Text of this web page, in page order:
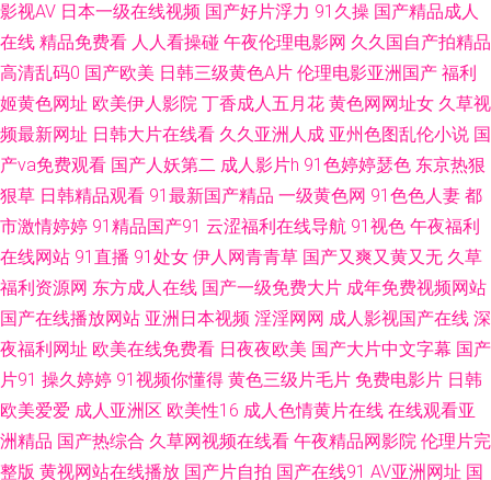
清色www 亚洲3级电影 97国产在线 成人在线不卡视频 韩国操逼视频 欧美妞
干网 少妇人妻影院 自慰影院 A片免费欧美视频 黄色91线上网站 欧美色网络
午夜日韩 91全国精品 超碰在线一起 韩国射无码 欧美岛国性爱 色色五月天婷
婷 91偷拍在线观看 国产欧美日韩性爱 老司机制服丝袜 日韩欧美亚洲成人 亚
洲网站黄 美女被强 狼友电影院 日韩免费 在线观看91视频 成人黄色AⅤ网站
51久草在线播放 九一色色 偷拍网玖玖 超碰97福利 狼友av网站 91入口黑丝
豆花网站免费观看 老司机黄色av 日韩久久AV网站 亚洲天堂免费视频 AV美女
网址 国产日日夜夜 青青草91 伊人婷婷麻豆 A级韩国A网站 国内精品第一页
影视AV 日本一级在线视频 国产好片浮力 91久操 国产精品成人
在线 精品免费看 人人看操碰 午夜伦理电影网 久久国自产拍精品
高清乱码0 国产欧美 日韩三级黄色A片 伦理电影亚洲国产 福利
姬黄色网址 欧美伊人影院 丁香成人五月花 黄色网网址女 久草视
频最新网址 日韩大片在线看 久久亚洲人成 亚州色图乱伦小说 国
产va免费观看 国产人妖第二 成人影片h 91色婷婷瑟色 东京热狠
狠草 日韩精品观看 91最新国产精品 一级黄色网 91色色人妻 都
市激情婷婷 91精品国产91 云涩福利在线导航 91视色 午夜福利
在线网站 91直播 91处女 伊人网青青草 国产又爽又黄又无 久草
福利资源网 东方成人在线 国产一级免费大片 成年免费视频网站
国产在线播放网站 亚洲日本视频 淫淫网网 成人影视国产在线 深
夜福利网址 欧美在线免费看 日夜夜欧美 国产大片中文字幕 国产
片91 操久婷婷 91视频你懂得 黄色三级片毛片 免费电影片 日韩
欧美爱爱 成人亚洲区 欧美性16 成人色情黄片在线 在线观看亚
洲精品 国产热综合 久草网视频在线看 午夜精品网影院 伦理片完
整版 黄视网站在线播放 国产片自拍 国产在线91 AV亚洲网址 国